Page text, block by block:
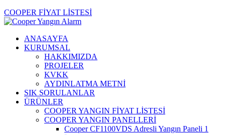
COOPER FİYAT LİSTESİ
ANASAYFA
KURUMSAL
HAKKIMIZDA
PROJELER
KVKK
AYDINLATMA METNİ
SIK SORULANLAR
ÜRÜNLER
COOPER YANGIN FİYAT LİSTESİ
COOPER YANGIN PANELLERİ
Cooper CF1100VDS Adresli Yangın Paneli 1